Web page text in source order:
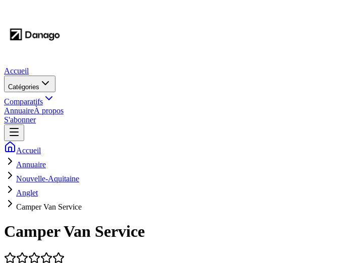
Accueil
Catégories
Comparatifs
AnnuaireÀ propos
S'abonner
Accueil
Annuaire
Nouvelle-Aquitaine
Anglet
Camper Van Service
Camper Van Service